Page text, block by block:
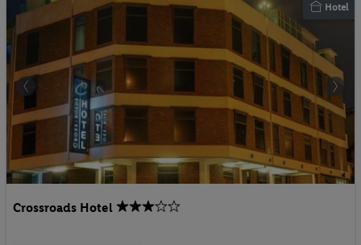
Hotel
Crossroads Hotel